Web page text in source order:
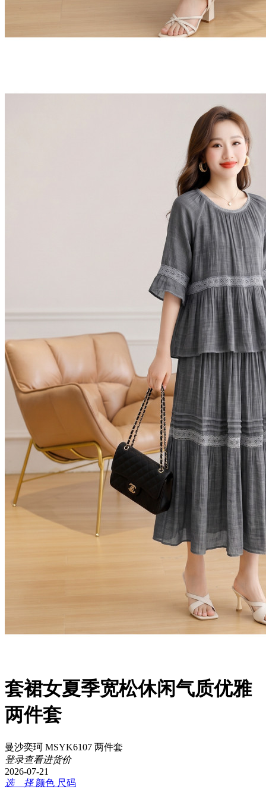
套裙女夏季宽松休闲气质优雅
两件套
曼沙奕珂 MSYK6107 两件套
登录查看进货价
2026-07-21
选 择 颜色 尺码